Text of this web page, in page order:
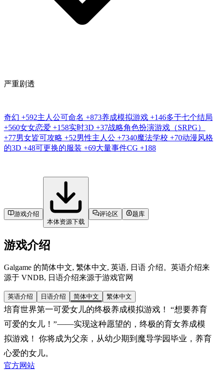
严重剧透
奇幻 +592主人公可命名 +873养成模拟游戏 +146多于七个结局
+560女女恋爱 +158实时3D +37战略角色扮演游戏（SRPG）
+77男女皆可攻略 +52男性主人公 +7340魔法学校 +70动漫风格
的3D +48可更换的服装 +69大量事件CG +188
游戏介绍
本体资源下载
评论区 题库
游戏介绍
Galgame 的简体中文, 繁体中文, 英语, 日语 介绍。英语介绍来
源于 VNDB, 日语介绍来源于游戏官网
英语介绍 日语介绍 简体中文 繁体中文
培育世界第一可爱女儿的终极养成模拟游戏！ “想要养育
可爱的女儿！”——实现这种愿望的，终极的育女养成模
拟游戏！ 你将成为父亲，从幼少期到魔导学园毕业，养育
心爱的女儿。
官方网站